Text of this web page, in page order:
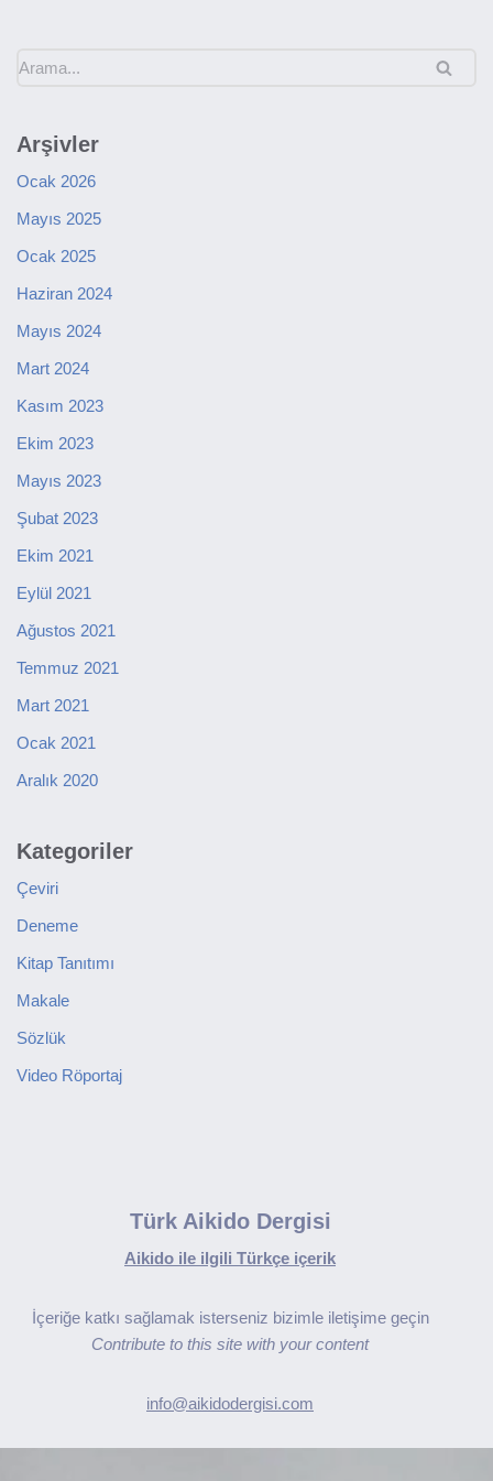
Arşivler
Ocak 2026
Mayıs 2025
Ocak 2025
Haziran 2024
Mayıs 2024
Mart 2024
Kasım 2023
Ekim 2023
Mayıs 2023
Şubat 2023
Ekim 2021
Eylül 2021
Ağustos 2021
Temmuz 2021
Mart 2021
Ocak 2021
Aralık 2020
Kategoriler
Çeviri
Deneme
Kitap Tanıtımı
Makale
Sözlük
Video Röportaj
Türk Aikido Dergisi
Aikido ile ilgili Türkçe içerik
İçeriğe katkı sağlamak isterseniz bizimle iletişime geçin
Contribute to this site with your content
info@aikidodergisi.com